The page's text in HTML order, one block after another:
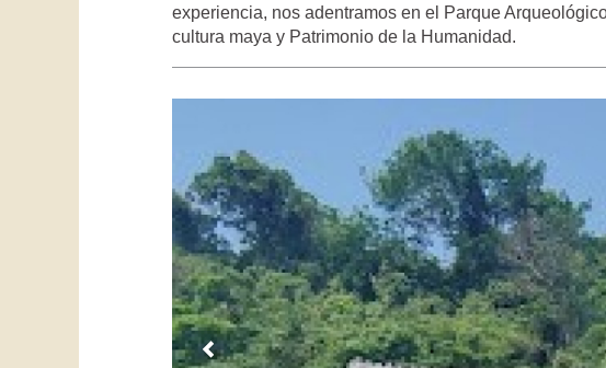
experiencia, nos adentramos en el Parque
cultura maya y Patrimonio de la Humanidad.